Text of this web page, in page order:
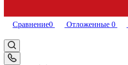
Сравнение0 Отложенные 0